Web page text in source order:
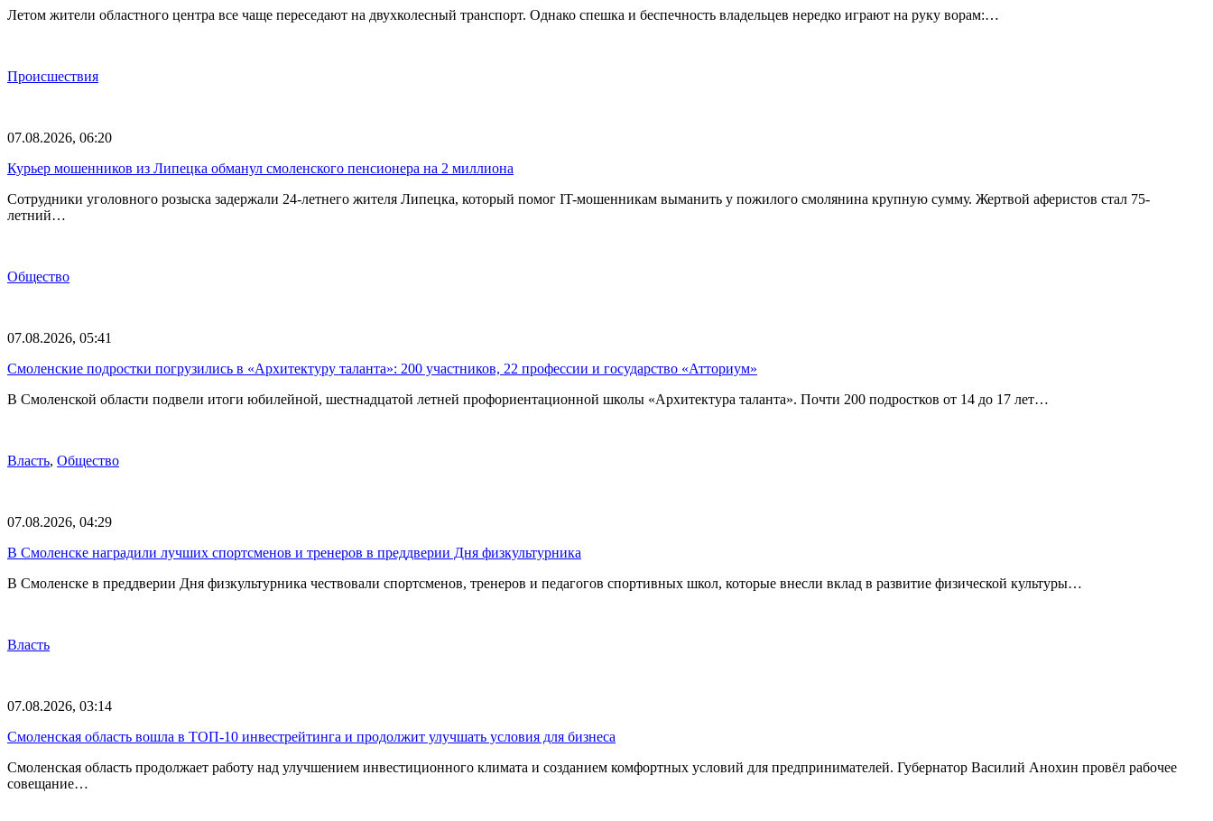
Летом жители областного центра все чаще переседают на двухколесный транспорт. Однако спешка и беспечность владельцев нередко играют на руку ворам:…
Происшествия
07.08.2026, 06:20
Курьер мошенников из Липецка обманул смоленского пенсионера на 2 миллиона
Сотрудники уголовного розыска задержали 24-летнего жителя Липецка, который помог IT-мошенникам выманить у пожилого смолянина крупную сумму. Жертвой аферистов стал 75-
летний…
Общество
07.08.2026, 05:41
Смоленские подростки погрузились в «Архитектуру таланта»: 200 участников, 22 профессии и государство «Атториум»
В Смоленской области подвели итоги юбилейной, шестнадцатой летней профориентационной школы «Архитектура таланта». Почти 200 подростков от 14 до 17 лет…
Власть, Общество
07.08.2026, 04:29
В Смоленске наградили лучших спортсменов и тренеров в преддверии Дня физкультурника
В Смоленске в преддверии Дня физкультурника чествовали спортсменов, тренеров и педагогов спортивных школ, которые внесли вклад в развитие физической культуры…
Власть
07.08.2026, 03:14
Смоленская область вошла в ТОП-10 инвестрейтинга и продолжит улучшать условия для бизнеса
Смоленская область продолжает работу над улучшением инвестиционного климата и созданием комфортных условий для предпринимателей. Губернатор Василий Анохин провёл рабочее
совещание…